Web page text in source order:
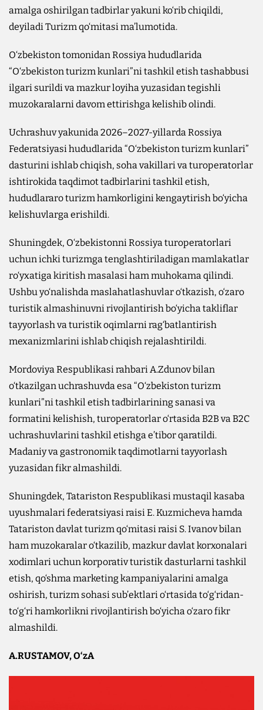
amalga oshirilgan tadbirlar yakuni ko‘rib chiqildi,
deyiladi Turizm qo‘mitasi ma’lumotida.
O‘zbekiston tomonidan Rossiya hududlarida
“O‘zbekiston turizm kunlari”ni tashkil etish tashabbusi
ilgari surildi va mazkur loyiha yuzasidan tegishli
muzokaralarni davom ettirishga kelishib olindi.
Uchrashuv yakunida 2026–2027-yillarda Rossiya
Federatsiyasi hududlarida “O‘zbekiston turizm kunlari”
dasturini ishlab chiqish, soha vakillari va turoperatorlar
ishtirokida taqdimot tadbirlarini tashkil etish,
hududlararo turizm hamkorligini kengaytirish bo‘yicha
kelishuvlarga erishildi.
Shuningdek, O‘zbekistonni Rossiya turoperatorlari
uchun ichki turizmga tenglashtiriladigan mamlakatlar
ro‘yxatiga kiritish masalasi ham muhokama qilindi.
Ushbu yo‘nalishda maslahatlashuvlar o‘tkazish, o‘zaro
turistik almashinuvni rivojlantirish bo‘yicha takliflar
tayyorlash va turistik oqimlarni rag‘batlantirish
mexanizmlarini ishlab chiqish rejalashtirildi.
Mordoviya Respublikasi rahbari A.Zdunov bilan
o‘tkazilgan uchrashuvda esa “O‘zbekiston turizm
kunlari”ni tashkil etish tadbirlarining sanasi va
formatini kelishish, turoperatorlar o‘rtasida B2B va B2C
uchrashuvlarini tashkil etishga e’tibor qaratildi.
Madaniy va gastronomik taqdimotlarni tayyorlash
yuzasidan fikr almashildi.
Shuningdek, Tatariston Respublikasi mustaqil kasaba
uyushmalari federatsiyasi raisi E. Kuzmicheva hamda
Tatariston davlat turizm qo‘mitasi raisi S. Ivanov bilan
ham muzokaralar o‘tkazilib, mazkur davlat korxonalari
xodimlari uchun korporativ turistik dasturlarni tashkil
etish, qo‘shma marketing kampaniyalarini amalga
oshirish, turizm sohasi sub’ektlari o‘rtasida to‘g‘ridan-
to‘g‘ri hamkorlikni rivojlantirish bo‘yicha o‘zaro fikr
almashildi.
A.RUSTAMOV, O‘zA